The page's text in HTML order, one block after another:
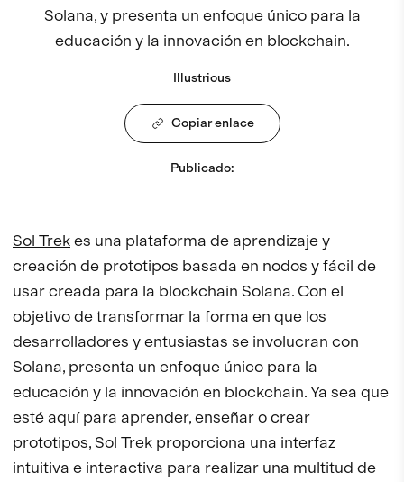
Solana, y presenta un enfoque único para la
educación y la innovación en blockchain.
Illustrious
Copiar enlace
Publicado:
Sol Trekes una plataforma de aprendizaje y
creación de prototipos basada en nodos y fácil de
usar creada para la blockchain Solana. Con el
objetivo de transformar la forma en que los
desarrolladores y entusiastas se involucran con
Solana, presenta un enfoque único para la
educación y la innovación en blockchain. Ya sea que
esté aquí para aprender, enseñar o crear
prototipos, Sol Trek proporciona una interfaz
intuitiva e interactiva para realizar una multitud de